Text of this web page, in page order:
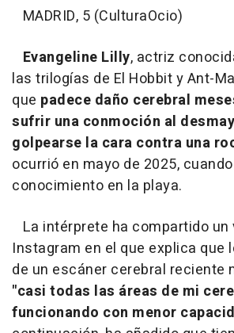
MADRID, 5 (CulturaOcio)
Evangeline Lilly, actriz
las trilogías de El Hobbit y Ant-
que padece daño cerebral
sufrir una conmoción al
golpearse la cara contra una
ocurrió en mayo de 2025,
conocimiento en la playa.
La intérprete ha compartido un
Instagram en el que explica que
de un escáner cerebral reciente
"casi todas las áreas de mi
funcionando con menor